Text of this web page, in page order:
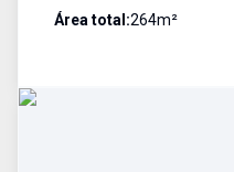
Área total:264m²